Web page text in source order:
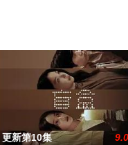
更新第10集 9.0